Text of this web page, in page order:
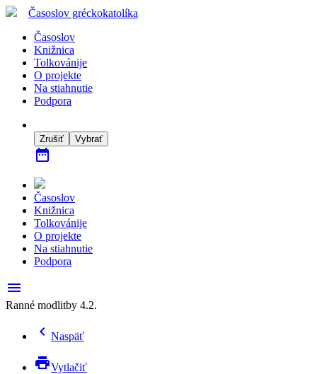
Časoslov gréckokatolíka
Časoslov
Knižnica
Tolkovánije
O projekte
Na stiahnutie
Podpora
Zrušiť Vybrať
date_range
Časoslov
Knižnica
Tolkovánije
O projekte
Na stiahnutie
Podpora
menu
Ranné modlitby 4.2.
chevron_left Naspäť
printVytlačiť